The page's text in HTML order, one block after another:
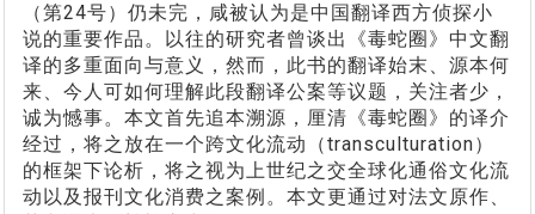
（第24号）仍未完，咸被认为是中国翻译西方侦探小
说的重要作品。以往的研究者曾谈出《毒蛇圈》中文翻
译的多重面向与意义，然而，此书的翻译始末、源本何
来、今人可如何理解此段翻译公案等议题，关注者少，
诚为憾事。本文首先追本溯源，厘清《毒蛇圈》的译介
经过，将之放在一个跨文化流动（transculturation）
的框架下论析，将之视为上世纪之交全球化通俗文化流
动以及报刊文化消费之案例。本文更通过对法文原作、